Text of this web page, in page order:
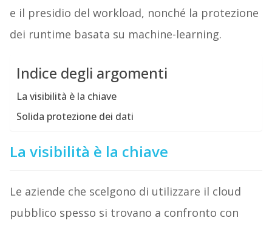
e il presidio del workload, nonché la protezione
dei runtime basata su machine-learning.
Indice degli argomenti
La visibilità è la chiave
Solida protezione dei dati
La visibilità è la chiave
Le aziende che scelgono di utilizzare il cloud
pubblico spesso si trovano a confronto con